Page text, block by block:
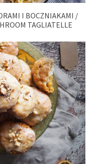
I BOCZNIAKAMI /
TAGLIATELLE